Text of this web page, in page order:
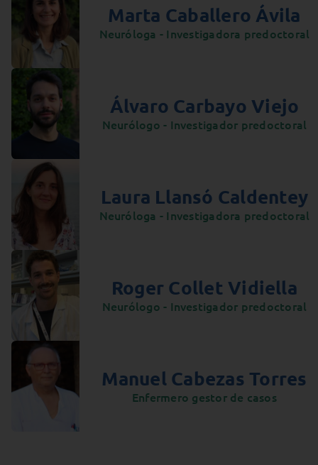
Marta Caballero Ávila
Neuróloga - Investigadora predoctoral
Álvaro Carbayo Viejo
Neurólogo - Investigador predoctoral
Laura Llansó Caldentey
Neuróloga - Investigadora predoctoral
Roger Collet Vidiella
Neurólogo - Investigador predoctoral
Manuel Cabezas Torres
Enfermero gestor de casos